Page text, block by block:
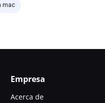
mac
Empresa
Acerca de